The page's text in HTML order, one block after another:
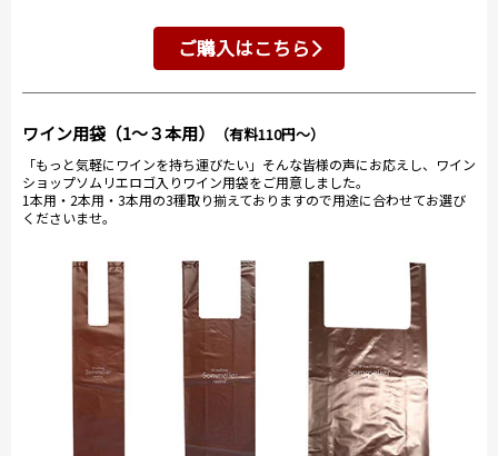
ご購入はこちら
ワイン用袋（1～３本用） （有料110円～）
「もっと気軽にワインを持ち運びたい」そんな皆様の声にお応えし、ワイン
ショップソムリエロゴ入りワイン用袋をご用意しました。
1本用・2本用・3本用の3種取り揃えておりますので用途に合わせてお選び
くださいませ。